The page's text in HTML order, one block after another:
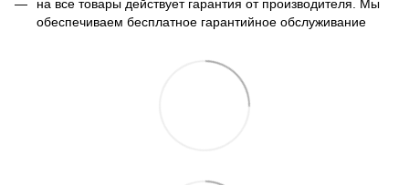
на все товары действует гарантия от производителя. Мы
обеспечиваем бесплатное гарантийное обслуживание